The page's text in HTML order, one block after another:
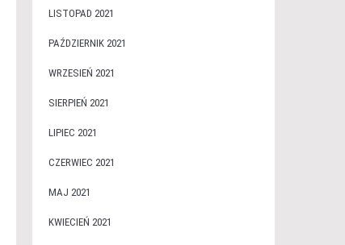
LISTOPAD 2021
PAŹDZIERNIK 2021
WRZESIEŃ 2021
SIERPIEŃ 2021
LIPIEC 2021
CZERWIEC 2021
MAJ 2021
KWIECIEŃ 2021